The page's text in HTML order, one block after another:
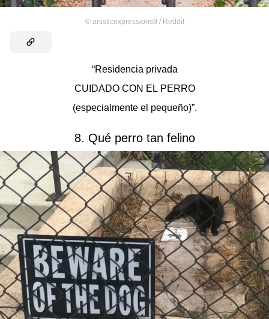
© artisticexpressions9 / Reddit
“Residencia privada
CUIDADO CON EL PERRO
(especialmente el pequeño)”.
8. Qué perro tan felino